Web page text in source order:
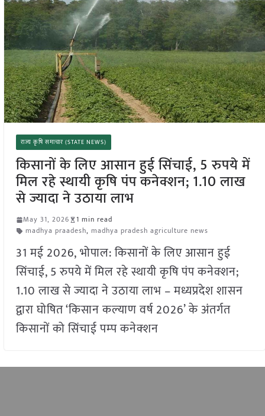
राज्य कृषि समाचार (STATE NEWS)
किसानों के लिए आसान हुई सिंचाई, 5 रुपये में
मिल रहे स्थायी कृषि पंप कनेक्शन; 1.10 लाख
से ज्यादा ने उठाया लाभ
May 31, 2026
1 min read
madhya praadesh, madhya pradesh agriculture news
31 मई 2026, भोपाल: किसानों के लिए आसान हुई
सिंचाई, 5 रुपये में मिल रहे स्थायी कृषि पंप कनेक्शन;
1.10 लाख से ज्यादा ने उठाया लाभ – मध्यप्रदेश शासन
द्वारा घोषित ‘किसान कल्याण वर्ष 2026’ के अंतर्गत
किसानों को सिंचाई पम्‍प कनेक्‍शन